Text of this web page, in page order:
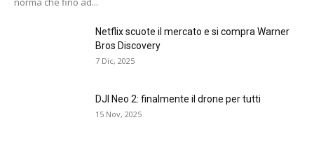
Netflix scuote il mercato e si compra Warner
Bros Discovery
7 Dic, 2025
DJI Neo 2: finalmente il drone per tutti
15 Nov, 2025